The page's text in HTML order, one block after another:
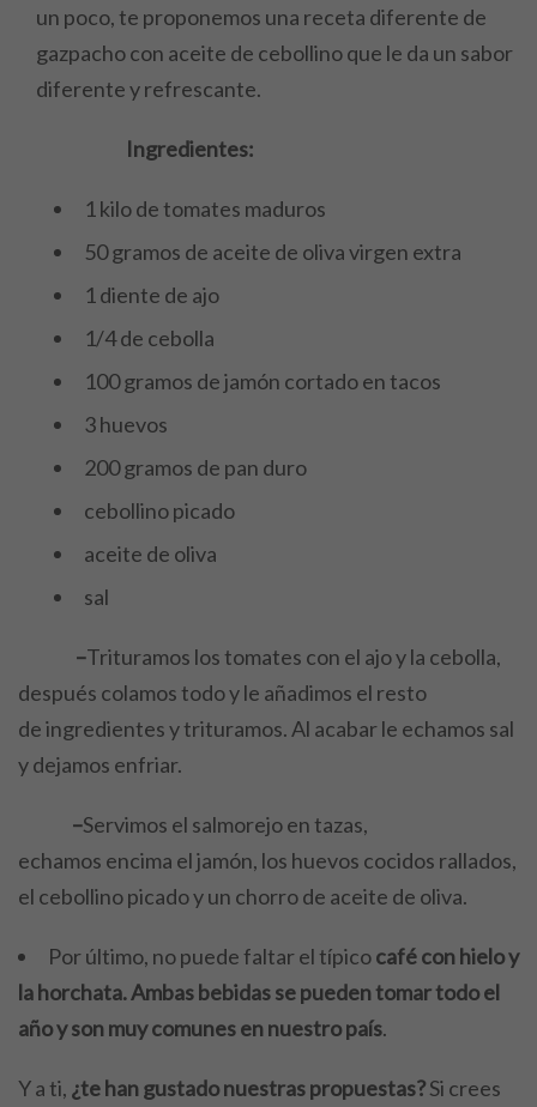
un poco, te proponemos una receta diferente de
gazpacho con aceite de cebollino que le da un sabor
diferente y refrescante.
Ingredientes:
1 kilo de tomates maduros
50 gramos de aceite de oliva virgen extra
1 diente de ajo
1/4 de cebolla
100 gramos de jamón cortado en tacos
3 huevos
200 gramos de pan duro
cebollino picado
aceite de oliva
sal
–Trituramos los tomates con el ajo y la cebolla,
después colamos todo y le añadimos el resto
de ingredientes y trituramos. Al acabar le echamos sal
y dejamos enfriar.
–Servimos el salmorejo en tazas,
echamos encima el jamón, los huevos cocidos rallados,
el cebollino picado y un chorro de aceite de oliva.
Por último, no puede faltar el típicocafé con hielo y
la horchata. Ambas bebidas se pueden tomar todo el
año y son muy comunes en nuestro país.
Y a ti, ¿te han gustado nuestras propuestas?Si crees